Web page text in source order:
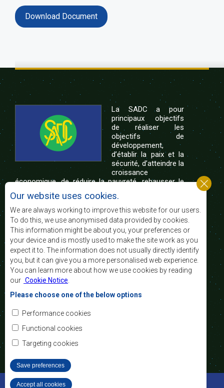
Download Document
La SADC a pour
principaux objectifs
de réaliser les
objectifs de
développement,
d’établir la paix et la
sécurité, d’atteindre la
croissance
économique, de réduire la pauvreté, rehausser le
niveau et la qualité de vie du peuple de l’Afrique
australe et d’appuyer les défavorisés sociaux par le
biais de l’intégration régionale, de principes
démocratiques consolidés et d’un développement
équitable et durable.
Nous contacter
SADC House
Plot No. 54385
Central Business District
Private Bag 0095
©2022 SADC. Tous droits réservés.
Our website uses cookies.
We are always working to improve this website for our users.
To do this, we use anonymised data provided by cookies.
This information might be about you, your preferences or
your device and is mostly used to make the site work as you
expect it to. The information does not usually directly identify
you, but it can give you a more personalised web experience.
You can learn more about how we use cookies by reading
our Cookie Notice
Please choose one of the below options
Performance cookies
Functional cookies
Targeting cookies
Save preferences
Accept all cookies
Withdraw consent